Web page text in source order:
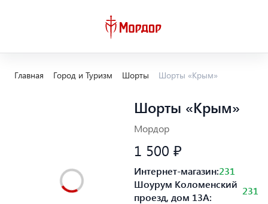
Главная Город и Туризм Шорты Шорты «Крым»
Шорты «Крым»
Мордор
1 500 ₽
Интернет-магазин:231
Шоурум Коломенский
проезд, дом 13А:
231